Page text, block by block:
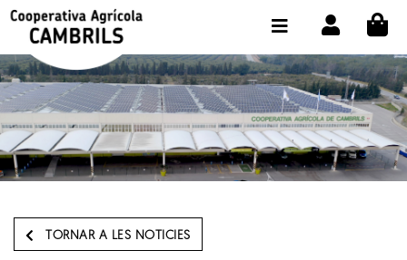
TORNAR A LES NOTICIES
BOTIGA COMPRA ONLINE
LA COOPERATIVA
OLEOTOUR
PRODUCTES
EL NOSTRE OLI